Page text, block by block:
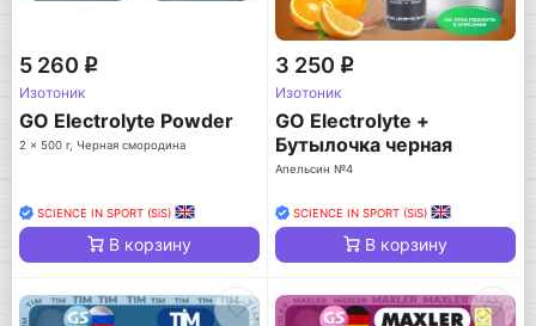
5 260 q
Изотоник
GO Electrolyte Powder
2 x 500 г, Черная смородина
SCIENCE IN SPORT (SiS)
В корзину
3 250 q
Изотоник
GO Electrolyte +
Бутылочка черная
Апельсин №4
SCIENCE IN SPORT (SiS)
В корзину